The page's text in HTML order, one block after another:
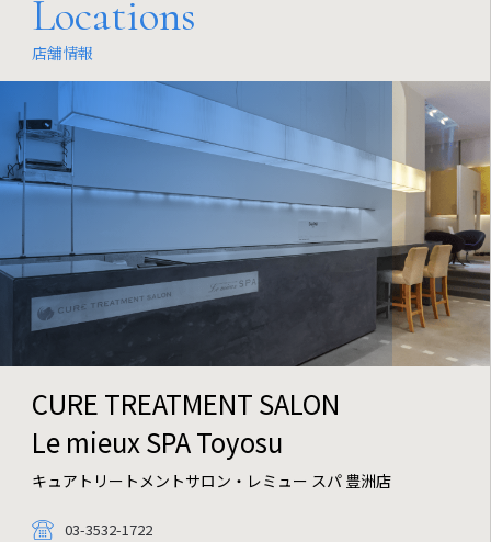
Locations
店舗情報
CURE TREATMENT SALON
Le mieux SPA Toyosu
キュアトリートメントサロン・レミュー スパ 豊洲店
03-3532-1722